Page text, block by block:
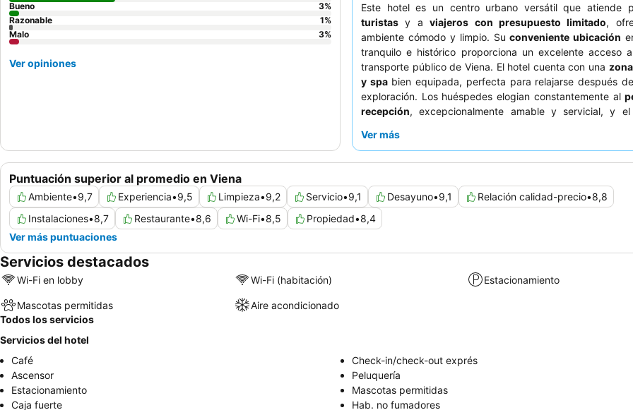
Este hotel es un centro urbano versátil que atiende
turistas y aviajeros con presupuesto limitado,
ambiente cómodo y limpio. Suconveniente ubicación
tranquilo e histórico proporciona un excelente acceso
transporte público de Viena. El hotel cuenta con una
y spabien equipada, perfecta para relajarse después
exploración. Los huéspedes elogian constantemente al
recepción, excepcionalmente amable y servicial, y
considere solicitar una habitación con vistas al jardín.
Ver más
Puntuación superior al promedio en Viena
Ambiente•9,7 Experiencia•9,5 Limpieza•9,2 Servicio•9,1 Desayuno•9,1 Relación calidad-precio•8,8
Instalaciones•8,7 Restaurante•8,6 Wi-Fi•8,5 Propiedad•8,4
Ver más puntuaciones
Bueno
3%
Razonable
1%
Malo
3%
Ver opiniones
Servicios destacados
Wi-Fi en lobby Wi-Fi (habitación) Estacionamiento
Mascotas permitidas
Aire acondicionado
Todos los servicios
Servicios del hotel
Café
Check-in/check-out exprés
Ascensor
Peluquería
Estacionamiento
Mascotas permitidas
Caja fuerte
Hab. no fumadores